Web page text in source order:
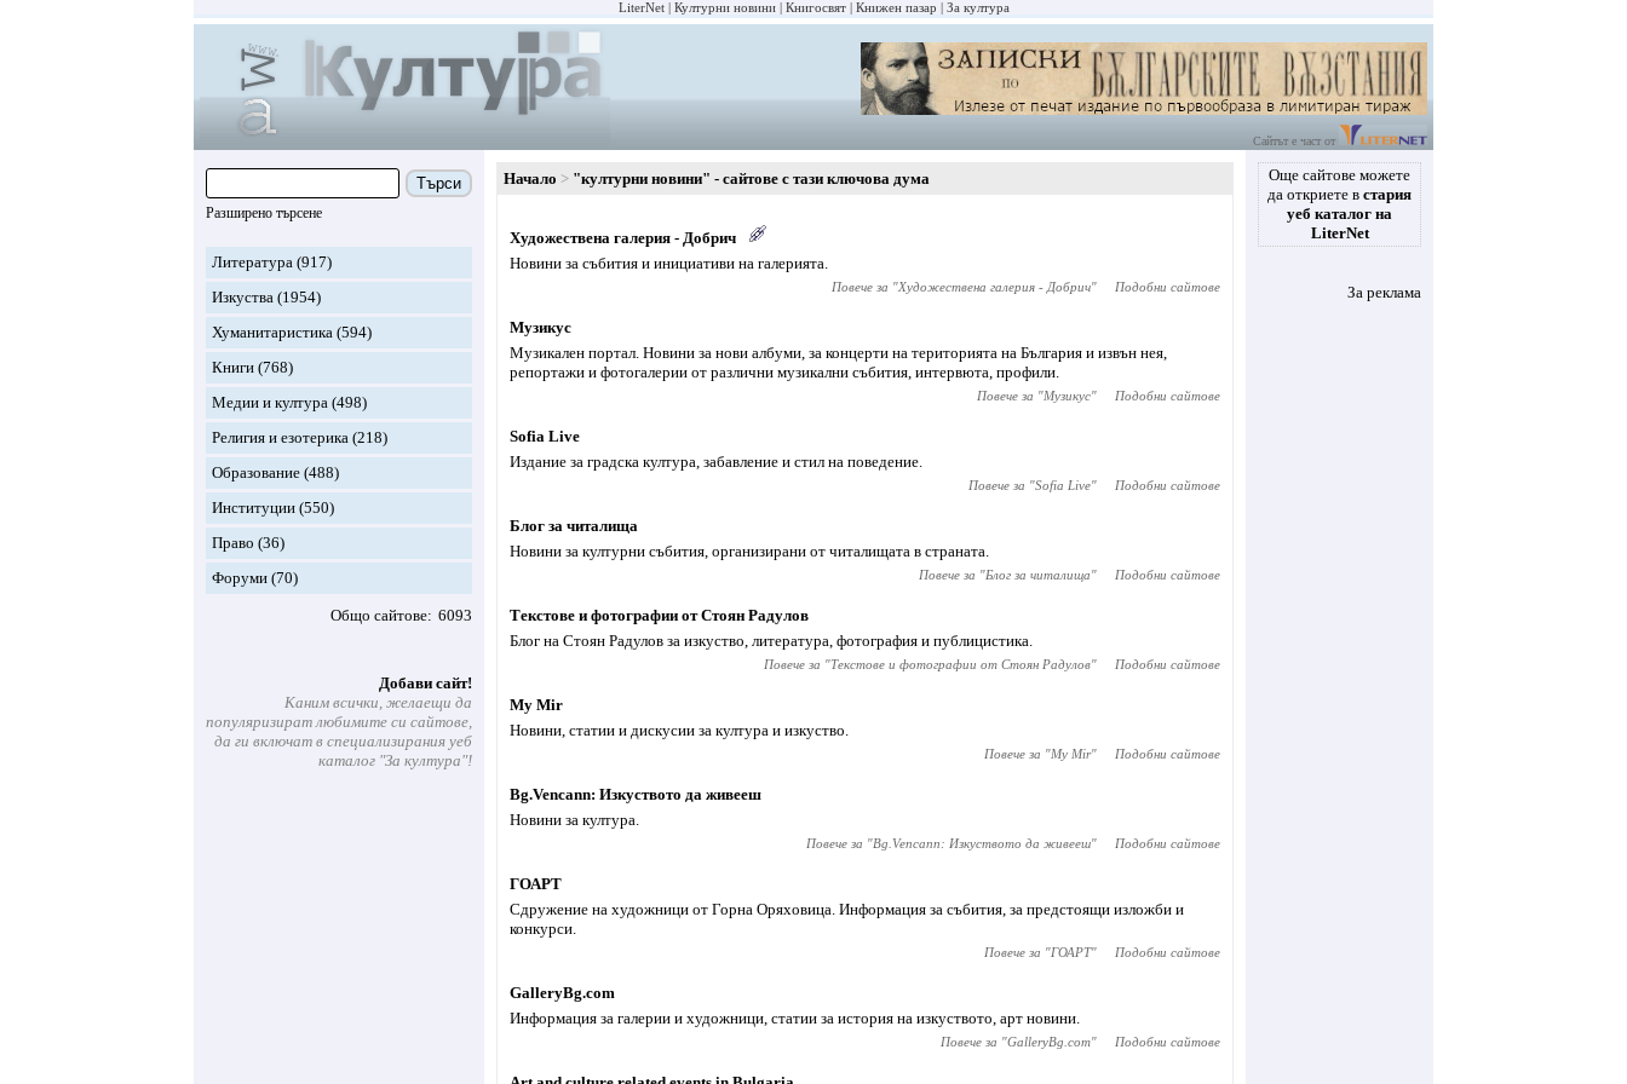
LiterNet Културни новини Книгосвят Книжен пазар За култура
Сайтът е част от
Търси
Разширено търсене
Литература (917)
Изкуства (1954)
Хуманитаристика (594)
Книги (768)
Медии и култура (498)
Религия и езотерика (218)
Образование (488)
Институции (550)
Право (36)
Форуми (70)
Общо сайтове 6093
Добави сайт!
Каним всички, желаещи да
популяризират любимите си сайтове,
да ги включат в специализирания уеб
каталог "За култура"!
Начало "културни новини" - сайтове с тази ключова дума
Художествена галерия - Добрич
Новини за събития и инициативи на галерията.
Повече за "Художествена галерия - Добрич" Подобни сайтове
Музикус
Музикален портал. Новини за нови албуми, за концерти на територията на България и извън нея,
репортажи и фотогалерии от различни музикални събития, интервюта, профили.
Повече за "Музикус" Подобни сайтове
Sofia Live
Издание за градска култура, забавление и стил на поведение.
Повече за "Sofia Live" Подобни сайтове
Блог за читалища
Новини за културни събития, организирани от читалищата в страната.
Повече за "Блог за читалища" Подобни сайтове
Текстове и фотографии от Стоян Радулов
Блог на Стоян Радулов за изкуство, литература, фотография и публицистика.
Повече за "Текстове и фотографии от Стоян Радулов" Подобни сайтове
My Mir
Новини, статии и дискусии за култура и изкуство.
Повече за "My Mir" Подобни сайтове
Bg.Vencann: Изкуството да живееш
Новини за култура.
Повече за "Bg.Vencann: Изкуството да живееш" Подобни сайтове
ГОАРТ
Сдружение на художници от Горна Оряховица. Информация за събития, за предстоящи изложби и
конкурси.
Повече за "ГОАРТ" Подобни сайтове
GalleryBg.com
Информация за галерии и художници, статии за история на изкуството, арт новини.
Повече за "GalleryBg.com" Подобни сайтове
Още сайтове можете
да откриете в стария
уеб каталог на
LiterNet
За реклама